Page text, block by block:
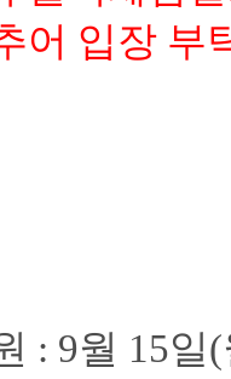
어 입장 부
: 9월 15일